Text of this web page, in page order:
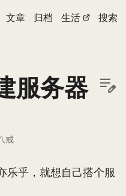
文章 归档 生活 搜索
服务器
戒
乐乎，就想自己搭个服